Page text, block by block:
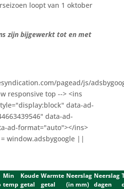
loopt van 1 oktober
zijn bijgewerkt tot en met
pagead/js/
responsive top --> <ins
data-ad-
data-ad-
ad-format="auto"></ins>
window.adsbygoogle ||
Min
temp
Koude
getal
Warmte
getal
Neerslag
(in mm)
Neerslag
dagen